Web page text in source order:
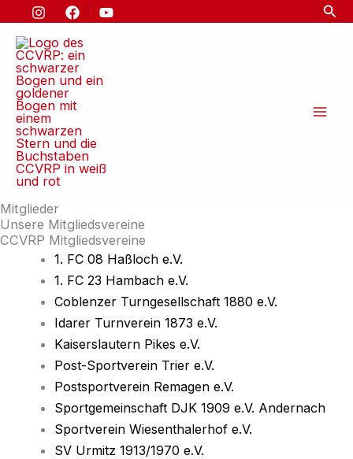
springen
Mitglieder
Unsere Mitgliedsvereine
CCVRP Mitgliedsvereine
1. FC 08 Haßloch e.V.
1. FC 23 Hambach e.V.
Coblenzer Turngesellschaft 1880 e.V.
Idarer Turnverein 1873 e.V.
Kaiserslautern Pikes e.V.
Post-Sportverein Trier e.V.
Postsportverein Remagen e.V.
Sportgemeinschaft DJK 1909 e.V. Andernach
Sportverein Wiesenthalerhof e.V.
SV Urmitz 1913/1970 e.V.